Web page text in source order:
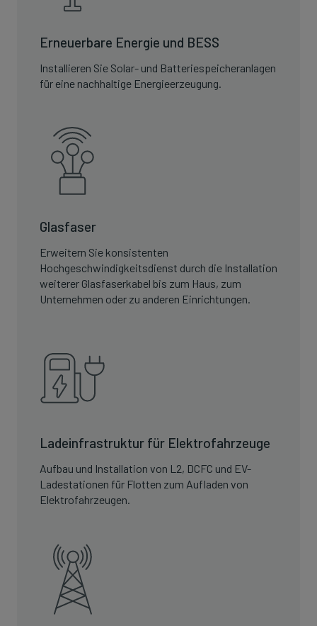
Erneuerbare Energie und BESS
Installieren Sie Solar- und Batteriespeicheranlagen
für eine nachhaltige Energieerzeugung.
Glasfaser
Erweitern Sie konsistenten
Hochgeschwindigkeitsdienst durch die Installation
weiterer Glasfaserkabel bis zum Haus, zum
Unternehmen oder zu anderen Einrichtungen.
Ladeinfrastruktur für Elektrofahrzeuge
Aufbau und Installation von L2, DCFC und EV-
Ladestationen für Flotten zum Aufladen von
Elektrofahrzeugen.